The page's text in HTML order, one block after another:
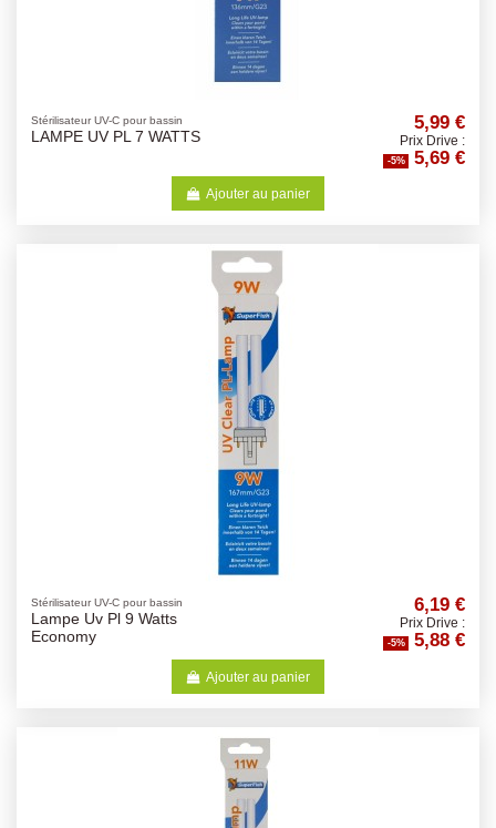
Stérilisateur UV-C pour bassin
LAMPE UV PL 7 WATTS
5,99 €
Prix Drive :
-5% 5,69 €
Ajouter au panier
Stérilisateur UV-C pour bassin
Lampe Uv Pl 9 Watts
Economy
6,19 €
Prix Drive :
-5% 5,88 €
Ajouter au panier